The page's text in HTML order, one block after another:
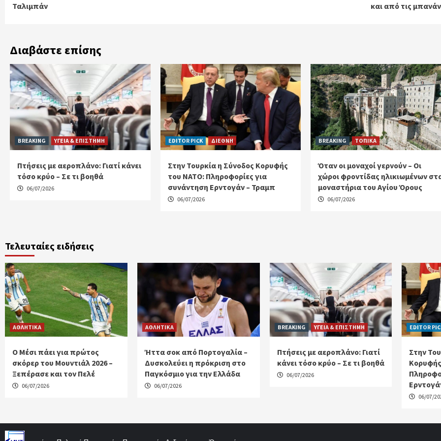
Ταλιμπάν και από τις
Διαβάστε επίσης
BREAKING ΥΓΕΙΑ & ΕΠΙΣΤΗΜΗ
Πτήσεις με αεροπλάνο: Γιατί κάνει
τόσο κρύο – Σε τι βοηθά
06/07/2026
EDITOR PICK ΔΙΕΘΝΗ
Στην Τουρκία η Σύνοδος Κορυφής
του ΝΑΤΟ: Πληροφορίες για
συνάντηση Ερντογάν – Τραμπ
06/07/2026
BREAKING ΤΟΠΙΚΑ
Όταν οι μοναχοί γερνούν – Οι
χώροι φροντίδας ηλικιωμένων
μοναστήρια του Αγίου Όρους
06/07/2026
Τελευταίες ειδήσεις
ΑΘΛΗΤΙΚΑ
Ο Μέσι πάει για πρώτος
σκόρερ του Μουντιάλ 2026 –
Ξεπέρασε και τον Πελέ
06/07/2026
ΑΘΛΗΤΙΚΑ
Ήττα σοκ από Πορτογαλία –
Δυσκολεύει η πρόκριση στο
Παγκόσμιο για την Ελλάδα
06/07/2026
BREAKING ΥΓΕΙΑ & ΕΠΙΣΤΗΜΗ
Πτήσεις με αεροπλάνο: Γιατί
κάνει τόσο κρύο – Σε τι βοηθά
06/07/2026
EDITOR
Στην
06/07/